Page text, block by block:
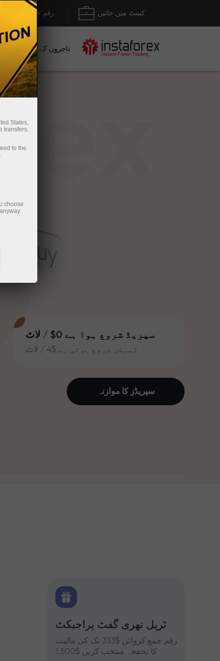
رقم جمع کروانا / کیبنٹ میں جائیں
تاجروں کے لیے
سپریڈ شروع ہوا ہے 0$ / لاٹ
کمیشن شروع ہوتی ہے $4 / لاٹ
سپریڈز کا موازنہ
ٹرپل تھری گفٹ پراجیکٹ
رقم جمع کروائن $333 تک کی مالیت
کا تحفحہ منتخب کریں $1,500
States,
transfers,
to the
choose